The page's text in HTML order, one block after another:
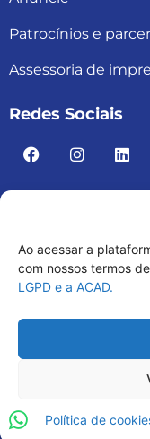
Ao acessar a
com nossos termos
LGPD e a ACAD.
Política de
Patrocínios e
Assessoria de
Redes Sociais
ACAD